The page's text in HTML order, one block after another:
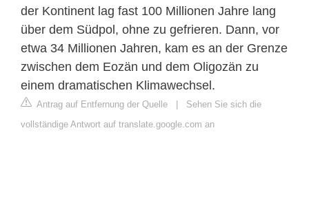
der Kontinent lag fast 100 Millionen Jahre lang
über dem Südpol, ohne zu gefrieren. Dann, vor
etwa 34 Millionen Jahren, kam es an der Grenze
zwischen dem Eozän und dem Oligozän zu
einem dramatischen Klimawechsel.
Antrag auf Entfernung der Quelle | Sehen Sie sich die
vollständige Antwort auf translate.google.com an